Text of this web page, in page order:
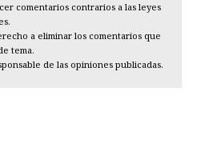
comentarios contrarios a las leyes
a eliminar los comentarios que
tema.
de las opiniones publicadas.